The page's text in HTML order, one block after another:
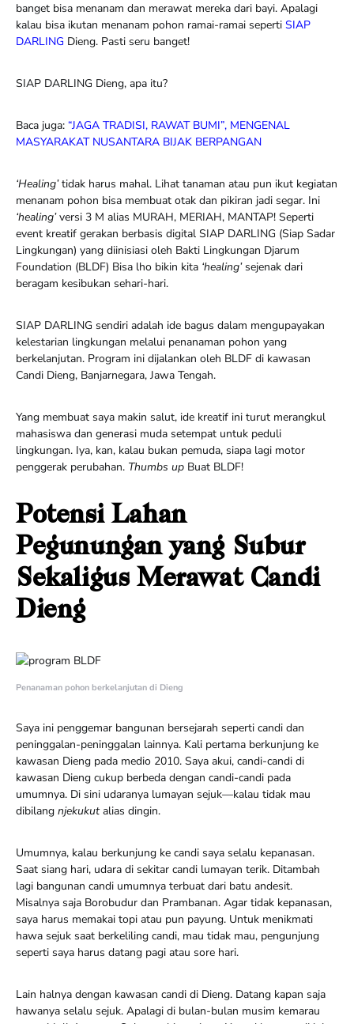
banget bisa menanam dan merawat mereka dari bayi. Apalagi
kalau bisa ikutan menanam pohon ramai-ramai seperti SIAP
DARLING Dieng. Pasti seru banget!
SIAP DARLING Dieng, apa itu?
Baca juga: “JAGA TRADISI, RAWAT BUMI”, MENGENAL
MASYARAKAT NUSANTARA BIJAK BERPANGAN
‘Healing’tidak harus mahal. Lihat tanaman atau pun ikut kegiatan
menanam pohon bisa membuat otak dan pikiran jadi segar. Ini
‘healing’versi 3 M alias MURAH, MERIAH, MANTAP! Seperti
event kreatif gerakan berbasis digital SIAP DARLING (Siap Sadar
Lingkungan) yang diinisiasi oleh Bakti Lingkungan Djarum
Foundation (BLDF) Bisa lho bikin kita ‘healing’sejenak dari
beragam kesibukan sehari-hari.
SIAP DARLING sendiri adalah ide bagus dalam mengupayakan
kelestarian lingkungan melalui penanaman pohon yang
berkelanjutan. Program ini dijalankan oleh BLDF di kawasan
Candi Dieng, Banjarnegara, Jawa Tengah.
Yang membuat saya makin salut, ide kreatif ini turut merangkul
mahasiswa dan generasi muda setempat untuk peduli
lingkungan. Iya, kan, kalau bukan pemuda, siapa lagi motor
penggerak perubahan. Thumbs up Buat BLDF!
Potensi Lahan
Pegunungan yang Subur
Sekaligus Merawat Candi
Dieng
Penanaman pohon berkelanjutan di Dieng
Saya ini penggemar bangunan bersejarah seperti candi dan
peninggalan-peninggalan lainnya. Kali pertama berkunjung ke
kawasan Dieng pada medio 2010. Saya akui, candi-candi di
kawasan Dieng cukup berbeda dengan candi-candi pada
umumnya. Di sini udaranya lumayan sejuk—kalau tidak mau
dibilang njekukutalias dingin.
Umumnya, kalau berkunjung ke candi saya selalu kepanasan.
Saat siang hari, udara di sekitar candi lumayan terik. Ditambah
lagi bangunan candi umumnya terbuat dari batu andesit.
Misalnya saja Borobudur dan Prambanan. Agar tidak kepanasan,
saya harus memakai topi atau pun payung. Untuk menikmati
hawa sejuk saat berkeliling candi, mau tidak mau, pengunjung
seperti saya harus datang pagi atau sore hari.
Lain halnya dengan kawasan candi di Dieng. Datang kapan saja
hawanya selalu sejuk. Apalagi di bulan-bulan musim kemarau